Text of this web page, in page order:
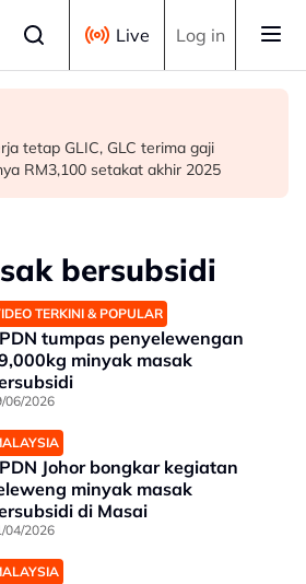
Live Log in
skor 95 peratus, pastikan
kepada rakyat - Amirudin
tiga anggota polis
ke kampung halaman
tetap GLIC, GLC terima gaji
RM3,100 setakat akhir 2025
bersubsidi
TERKINI & POPULAR
tumpas penyelewengan
minyak masak
06/2026
Johor bongkar kegiatan
minyak masak
di Masai
04/2026